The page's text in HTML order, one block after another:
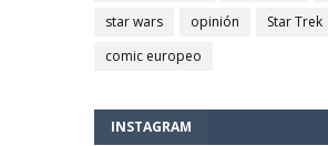
star wars
opinión Star Trek
comic europeo
INSTAGRAM